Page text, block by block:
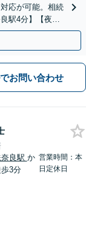
応が可能。相続
駅4分】【夜
お問い合わせ
良駅 か
歩3分
営業時間：本
日定休日